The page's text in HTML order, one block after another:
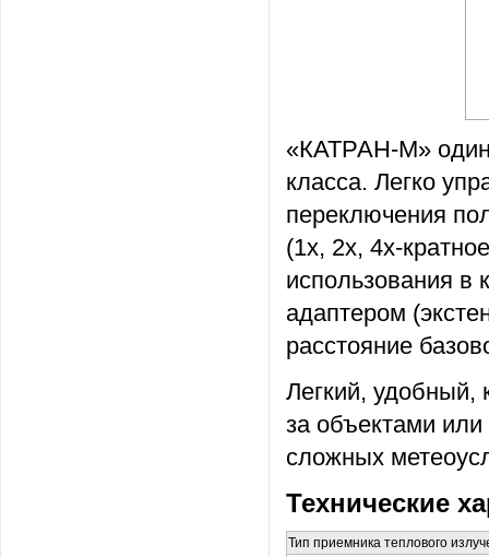
«КАТРАН-М» один
класса. Легко
переключения
(1х, 2х, 4х-
использования в
адаптером
расстояние
Легкий, удобный,
за объектами
сложных
Технические
Тип приемника теплового